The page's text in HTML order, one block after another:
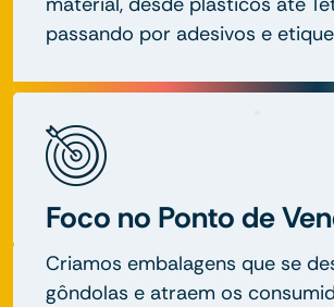
passando por adesivos e
Foco no Ponto de
Criamos embalagens que se
gôndolas e atraem os